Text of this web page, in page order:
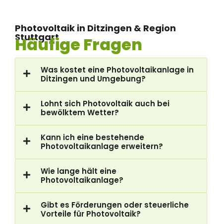
Photovoltaik in Ditzingen & Region
Stuttgart
Häufige Fragen
Was kostet eine Photovoltaikanlage in
Ditzingen und Umgebung?
Lohnt sich Photovoltaik auch bei
bewölktem Wetter?
Kann ich eine bestehende
Photovoltaikanlage erweitern?
Wie lange hält eine
Photovoltaikanlage?
Gibt es Förderungen oder steuerliche
Vorteile für Photovoltaik?